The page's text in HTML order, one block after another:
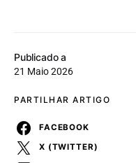
Publicado a
21 Maio 2026
PARTILHAR ARTIGO
FACEBOOK
X (TWITTER)